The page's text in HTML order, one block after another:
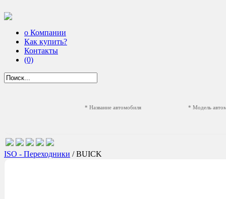
о Компании
Как купить?
Контакты
(0)
* Название автомобиля * Модель
ISO - Переходники / BUICK